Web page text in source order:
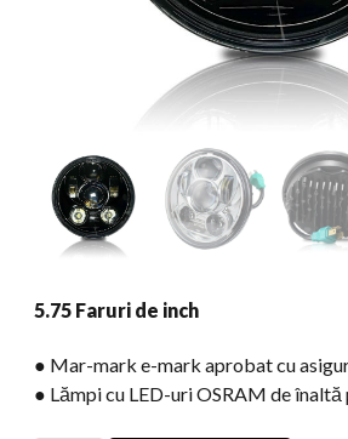
5.75 Faruri de inch
● Mar-mark e-mark aprobat cu
● Lămpi cu LED-uri OSRAM de